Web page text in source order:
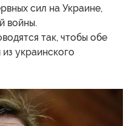
сил на Украине,
войны.
так, чтобы обе
украинского